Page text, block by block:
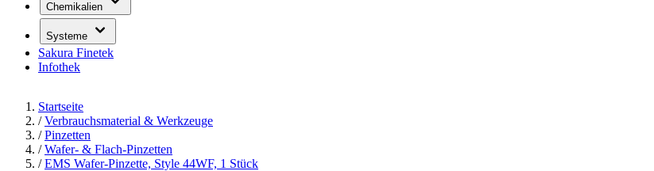
Chemikalien
Systeme
Sakura Finetek
Infothek
Startseite
/ Verbrauchsmaterial & Werkzeuge
/ Pinzetten
/ Wafer- & Flach-Pinzetten
/ EMS Wafer-Pinzette, Style 44WF, 1 Stück